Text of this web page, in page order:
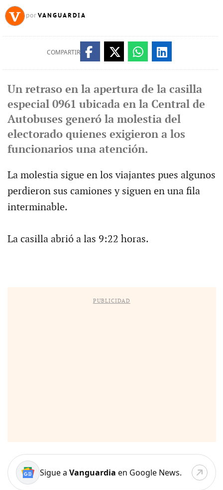
por VANGUARDIA
COMPARTIR
Un retraso en la apertura de la casilla
especial 0961 ubicada en la Central de
Autobuses generó la molestia del
electorado quienes exigieron a los
funcionarios una atención.
La molestia sigue en los viajantes pues algunos
perdieron sus camiones y siguen en una fila
interminable.
La casilla abrió a las 9:22 horas.
PUBLICIDAD
Sigue a Vanguardia en Google News.